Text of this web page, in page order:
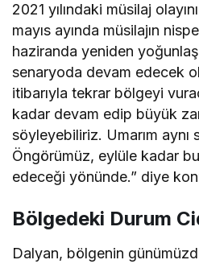
2021 yılındaki müsilaj
mayıs ayında müsilajın
haziranda yeniden
senaryoda devam edecek
itibarıyla tekrar bölgeyi
kadar devam edip büyük
söyleyebiliriz. Umarım aynı
Öngörümüz, eylüle kadar
edeceği yönünde.” diye
Bölgedeki Durum
Dalyan, bölgenin